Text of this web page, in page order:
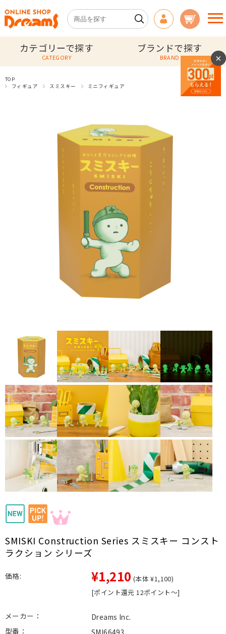
カテゴリーで探す
CATEGORY
ブランドで探す
BRAND
TOP
フィギュア
スミスキー ミニフィギュア
SMISKI Construction Series スミスキー コンスト
ラクション シリーズ
価格: ¥1,210 (本体 ¥1,100)
[ポイント還元 12ポイント～]
メーカー：
Dreams Inc.
型番：
SMI66493
×